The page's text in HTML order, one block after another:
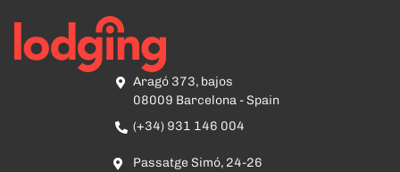
Aragó 373, bajos
08009 Barcelona - Spain
(+34) 931 146 004
Passatge Simó, 24-26